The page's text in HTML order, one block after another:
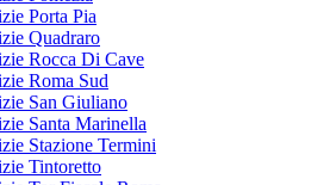
Porta Pia
Quadraro
Rocca Di Cave
Roma Sud
San Giuliano
Santa Marinella
Stazione Termini
Tintoretto